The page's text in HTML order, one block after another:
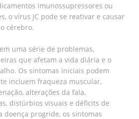
imunossupressores ou
o vírus JC pode se reativar e causar
cérebro.
uma série de problemas,
que afetam a vida diária e o
Os sintomas iniciais podem
incluem fraqueza muscular,
alterações da fala,
distúrbios visuais e déficits de
doença progride, os sintomas